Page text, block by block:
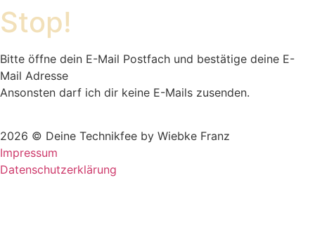
Stop!
Bitte öffne dein E-Mail Postfach und bestätige deine E-
Mail Adresse
Ansonsten darf ich dir keine E-Mails zusenden.
2026 © Deine Technikfee by Wiebke Franz
Impressum
Datenschutzerklärung